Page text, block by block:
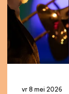
vr 8 mei 2026